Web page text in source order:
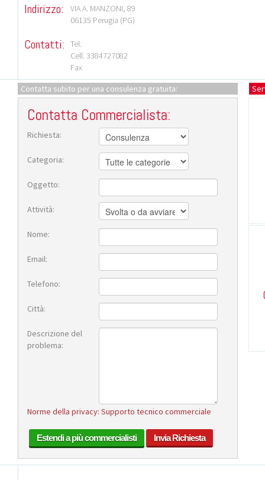
Indirizzo:
VIA A. MANZONI, 89
06135 Perugia (PG)
Contatti:
Tel.
Cell. 3384727082
Fax
Contatta subito per una consulenza gratuita:
Contatta Commercialista:
Richiesta:
Categoria:
Oggetto:
Attività:
Nome:
Email:
Telefono:
Città:
Descrizione del
problema:
Norme della privacy: Supporto tecnico commerciale
Estendi a più commercialisti Invia Richiesta